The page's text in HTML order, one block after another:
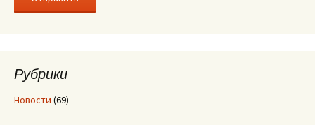
Рубрики
Новости (69)